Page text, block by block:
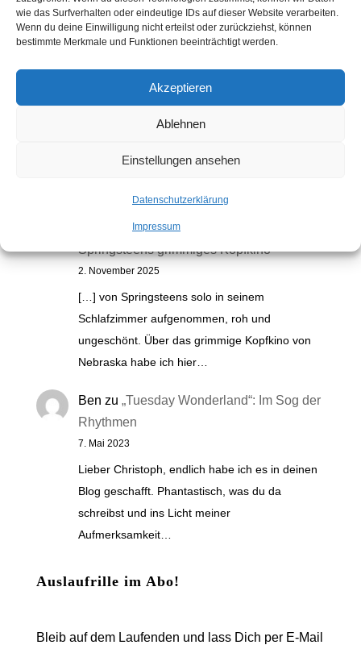
wie das Surfverhalten oder eindeutige IDs auf dieser Website verarbeiten.
Wenn du deine Einwilligung nicht erteilst oder zurückziehst, können
bestimmte Merkmale und Funktionen beeinträchtigt werden.
Akzeptieren
Ablehnen
Einstellungen ansehen
Datenschutzerklärung
Impressum
Kommentare
Electric Nebraska: Na, endlich! |
Auslaufrillezu„Nebraska“: Bruce
Springsteens grimmiges Kopfkino
2. November 2025
[…] von Springsteens solo in seinem
Schlafzimmer aufgenommen, roh und
ungeschönt. Über das grimmige Kopfkino von
Nebraska habe ich hier…
Ben zu „Tuesday Wonderland“: Im Sog der
Rhythmen
7. Mai 2023
Lieber Christoph, endlich habe ich es in deinen
Blog geschafft. Phantastisch, was du da
schreibst und ins Licht meiner
Aufmerksamkeit…
Auslaufrille im Abo!
Bleib auf dem Laufenden und lass Dich per E-Mail